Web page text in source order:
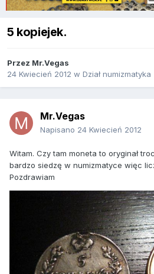
5 kopiejek.
Przez Mr.Vegas
24 Kwiecień 2012 w Dział numizmatyka
Mr.Vegas
Napisano 24 Kwiecień 2012
Witam. Czy tam moneta to oryginał
bardzo siedzę w numizmatyce więc
Pozdrawiam